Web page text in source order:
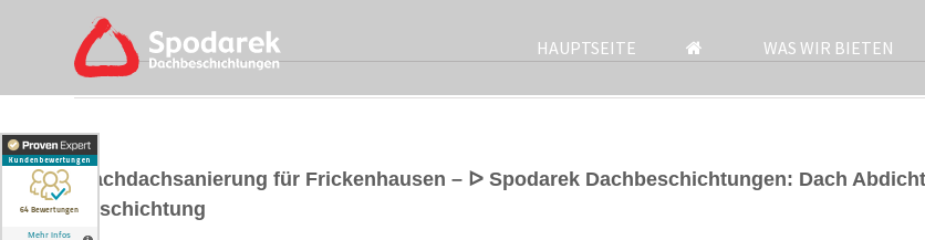
HAUPTSEITE WAS WIR BIETEN
Flachdachsanierung für Frickenhausen – ᐅ Spodarek Dachbeschichtungen: Dach
Beschichtung